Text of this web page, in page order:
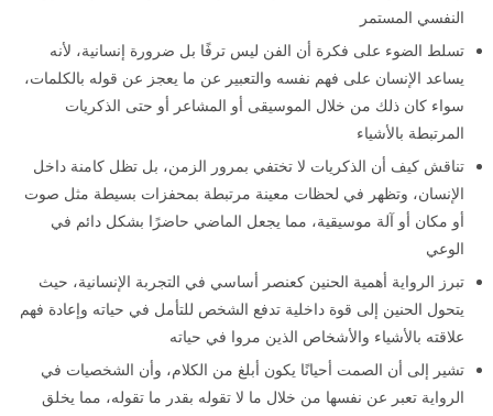
النفسي المستمر
تسلط الضوء على فكرة أن الفن ليس ترفًا بل ضرورة إنسانية، لأنه
يساعد الإنسان على فهم نفسه والتعبير عن ما يعجز عن قوله بالكلمات،
سواء كان ذلك من خلال الموسيقى أو المشاعر أو حتى الذكريات
المرتبطة بالأشياء
تناقش كيف أن الذكريات لا تختفي بمرور الزمن، بل تظل كامنة داخل
الإنسان، وتظهر في لحظات معينة مرتبطة بمحفزات بسيطة مثل صوت
أو مكان أو آلة موسيقية، مما يجعل الماضي حاضرًا بشكل دائم في
الوعي
تبرز الرواية أهمية الحنين كعنصر أساسي في التجربة الإنسانية، حيث
يتحول الحنين إلى قوة داخلية تدفع الشخص للتأمل في حياته وإعادة فهم
علاقته بالأشياء والأشخاص الذين مروا في حياته
تشير إلى أن الصمت أحيانًا يكون أبلغ من الكلام، وأن الشخصيات في
الرواية تعبر عن نفسها من خلال ما لا تقوله بقدر ما تقوله، مما يخلق